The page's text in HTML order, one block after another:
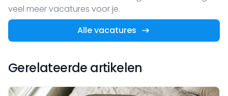
veel meer vacatures voor je.
Alle vacatures
Gerelateerde artikelen